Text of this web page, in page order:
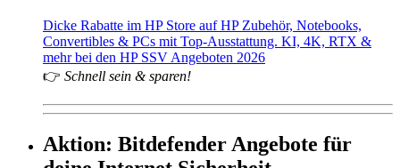
Dicke Rabatte im HP Store auf HP Zubehör, Notebooks,
Convertibles & PCs mit Top-Ausstattung. KI, 4K, RTX &
mehr bei den HP SSV Angeboten 2026
👉 Schnell sein & sparen!
Aktion: Bitdefender Angebote für